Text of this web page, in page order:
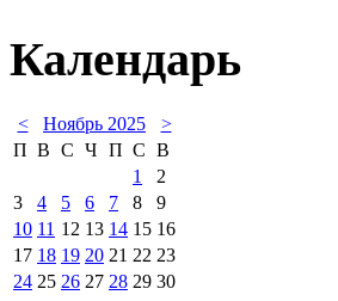
Календарь
< Ноябрь 2025
>
П В С Ч П С В
1
2
3
4 5 6 7 8
9
10 11 12 13 14 15 16
17 18 19 20 21 22 23
24 25 26 27 28 29 30